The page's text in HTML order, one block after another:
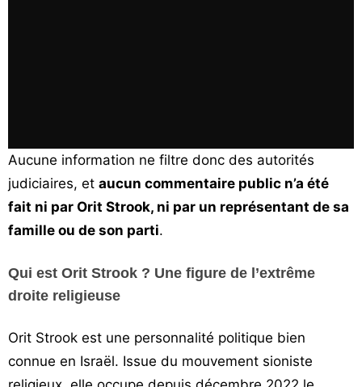
Aucune information ne filtre donc des autorités
judiciaires, et aucun commentaire public n’a été
fait ni par Orit Strook, ni par un représentant de sa
famille ou de son parti.
Qui est Orit Strook ? Une figure de l’extrême
droite religieuse
Orit Strook est une personnalité politique bien
connue en Israël. Issue du mouvement sioniste